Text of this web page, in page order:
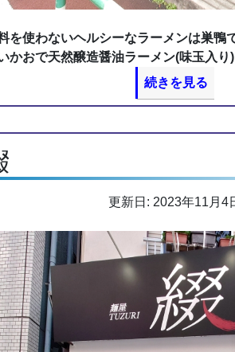
を使わないヘルシーなラーメンは巣鴨
かおで天然醸造醤油ラーメン(味玉入り
続きを見る
更新日: 2023年11月4